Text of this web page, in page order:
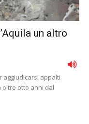
un altro
aggiudicarsi appalti
oltre otto anni dal